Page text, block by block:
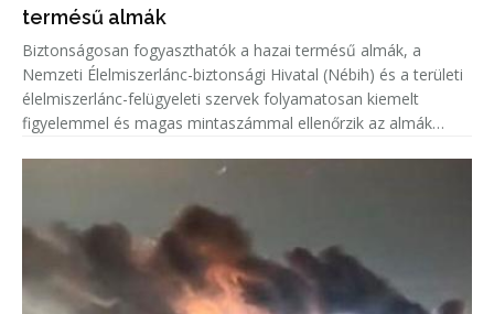
termésű almák
Biztonságosan fogyaszthatók a hazai termésű almák, a
Nemzeti Élelmiszerlánc-biztonsági Hivatal (Nébih) és a területi
élelmiszerlánc-felügyeleti szervek folyamatosan kiemelt
figyelemmel és magas mintaszámmal ellenőrzik az almák